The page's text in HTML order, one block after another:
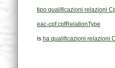
tipo qualificazioni relazioni
eac-cpf:cpfRelationType
is ha qualificazioni relazioni